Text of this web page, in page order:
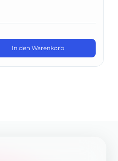
In den Warenkorb